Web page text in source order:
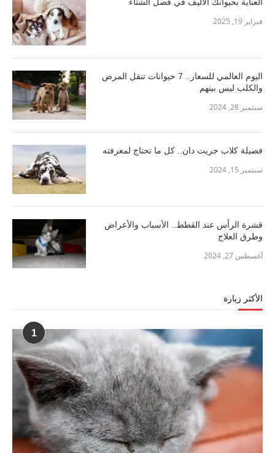
فبراير 19, 2025
اليوم العالمي للسعار.. 7 حيوانات تنقل المرض
والكلب ليس بينهم
سبتمبر 28, 2024
فصيلة كلاب جريت دان.. كل ما تحتاج لمعرفته
سبتمبر 15, 2024
قشرة الرأس عند القطط.. الأسباب والأعراض
وطرق العلاج
أغسطس 27, 2024
الأكثر زيارة
1